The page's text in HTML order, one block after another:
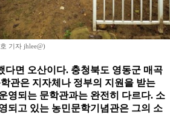
기자 jhlee@)
다면 오산이다. 충청북도 영동군 매곡
관은 지자체나 정부의 지원을 받는
영되는 문학관과는 완전히 다르다. 소
되고 있는 농민문학기념관은 그의 소